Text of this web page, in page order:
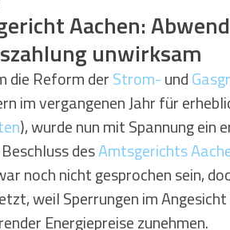
Kraftwerke Kälte Verkehr
Wettbewerbs- und Kartellrecht
Gesellschaftsrecht E-
Aachen:
unwirksam
die Reform der Strom- und
im vergangenen Jahr für
), wurde nun mit Spannung
des Amtsgerichts
noch nicht gesprochen sein,
weil Sperrungen im
Energiepreise zunehmen.